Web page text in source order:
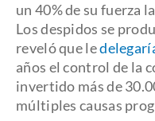
un 40% de su fuerza
Los despidos se
reveló que le
años el control de la
invertido más de
múltiples causas